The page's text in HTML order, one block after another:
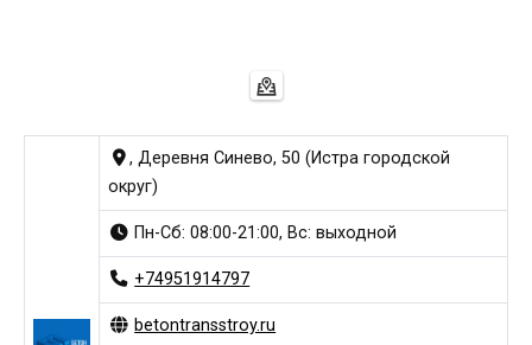
, Деревня Синево, 50 (Истра городской
округ)
Пн-Сб: 08:00-21:00, Вс: выходной
+74951914797
betontransstroy.ru